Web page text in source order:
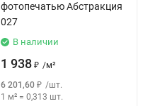
фотопечатью Абстракция
027
В наличии
1 938 ₽ /м²
6 201,60 ₽ /шт.
1 м² = 0,313 шт.